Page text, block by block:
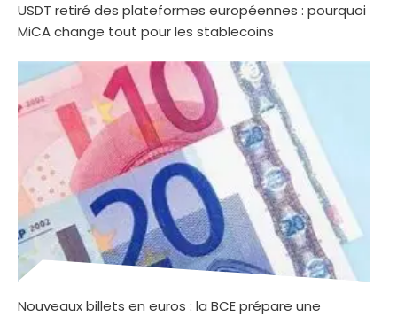
USDT retiré des plateformes européennes : pourquoi
MiCA change tout pour les stablecoins
Nouveaux billets en euros : la BCE prépare une